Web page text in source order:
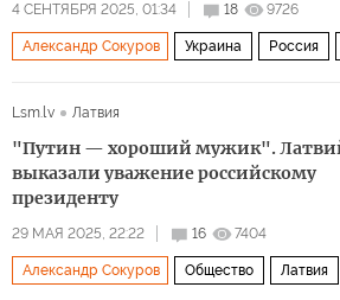
4 СЕНТЯБРЯ 2025, 01:34 18 9726
Александр Сокуров Украина Россия
Lsm.lv
Латвия
"Путин — хороший мужик".
выказали уважение российскому
президенту
29 МАЯ 2025, 22:22 16 7404
Александр Сокуров Общество Латвия